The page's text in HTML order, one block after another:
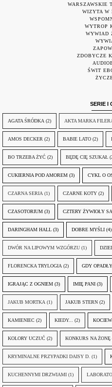
WARSZAWSKIE
WIZYTA W
WYTROP
WYWIAD
ZDOBYCZE
ŚWIT
SERIE I
AGATA ŚRÓDKA (2) AKTA MARKA
AMOS DECKER (2) BABIE LATO (2)
BO TRZEBA ŻYĆ (2) BĘDĘ CIĘ SZUKAŁ
CUKIERNIA POD AMOREM (3) CYKL O
CZARNA SERIA (1) CZARNE KOTY (2)
CZASOTORIUM (3) CZTERY ŻYWIOŁY
DARINGHAM HALL (3) DOBRE MYŚLI (4)
DWÓR NA LIPOWYM WZGÓRZU (1)
FLORENCKA TRYLOGIA (2) GDY
IGRAJĄC Z OGNIEM (3) IMIĘ PANI (3)
JAKUB MORTKA (1) JAKUB STERN (2)
KAMIENIEC (2) KIEDY... (2)
KOLORY UCZUĆ (2) KONKURS NA ŻONĘ
KRYMINALNE PRZYPADKI DAISY D. (1)
KUCHENNYMI DRZWIAMI (1)